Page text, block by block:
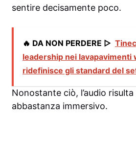
sentire decisamente poco.
🔥 DA NON PERDERE ▷
leadership nei lavapavimenti
ridefinisce gli standard del
Nonostante ciò, l’audio risulta
abbastanza immersivo.